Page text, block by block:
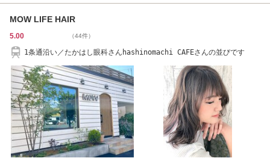
MOW LIFE HAIR
5.00 （44件）
1条通沿い／たかはし眼科さんhashinomachi CAFEさんの並びです